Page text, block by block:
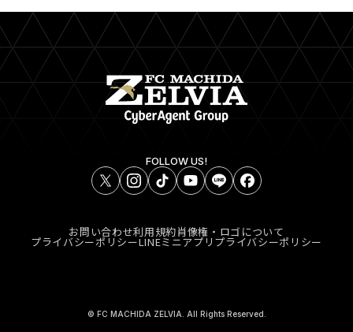
FOLLOW US!
お問い合わせ利用規約肖像権・ロゴについて
プライバシーポリシーLINEミニアプリプライバシーポリシー
© FC MACHIDA ZELVIA. All Rights Reserved.